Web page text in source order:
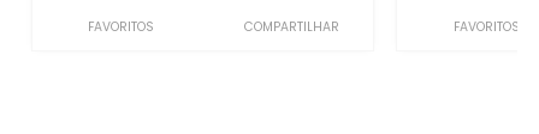
FAVORITOS COMPARTILHAR FAVORITOS